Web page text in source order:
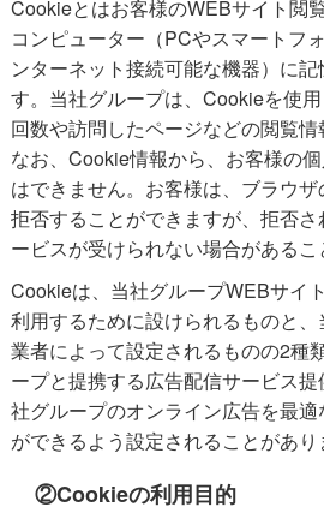
Cookieとはお客様のWEBサイト閲
コンピューター（PCやスマートフ
ンターネット接続可能な機器）に
す。当社グループは、Cookieを使
回数や訪問したページなどの閲覧情
なお、Cookie情報から、お客様の
はできません。お客様は、ブラウ
拒否することができますが、拒否
ービスが受けられない場合があるこ
Cookieは、当社グループWEBサイ
利用するために設けられるものと
業者によって設定されるものの2種
ープと提携する広告配信サービス
社グループのオンライン広告を最
ができるよう設定されることがあり
②Cookieの利用目的